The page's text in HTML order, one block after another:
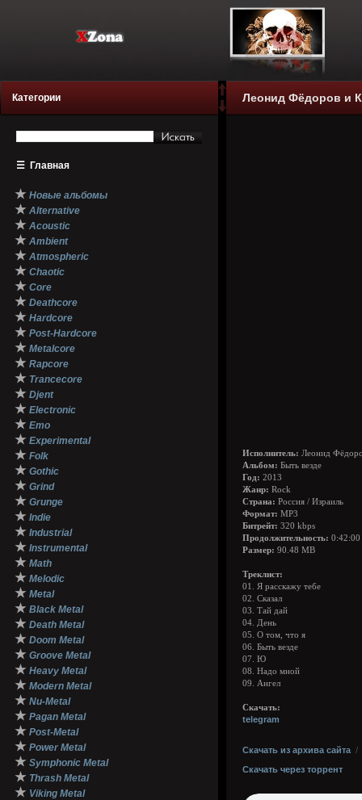
Категории
☰ Главная
★ Новые альбомы
★ Alternative
★ Acoustic
★ Ambient
★ Atmospheric
★ Chaotic
★ Core
★ Deathcore
★ Hardcore
★ Post-Hardcore
★ Metalcore
★ Rapcore
★ Trancecore
★ Djent
★ Electronic
★ Emo
★ Experimental
★ Folk
★ Gothic
★ Grind
★ Grunge
★ Indie
★ Industrial
★ Instrumental
★ Math
★ Melodic
★ Metal
★ Black Metal
★ Death Metal
★ Doom Metal
★ Groove Metal
★ Heavy Metal
★ Modern Metal
★ Nu-Metal
★ Pagan Metal
★ Post-Metal
★ Power Metal
★ Symphonic Metal
★ Thrash Metal
★ Viking Metal
Леонид Фёдоров и
Исполнитель: Леонид
Альбом: Быть везде
Год: 2013
Жанр: Rock
Страна: Россия / Израиль
Формат: MP3
Битрейт: 320 kbps
Продолжительность: 0:42:00
Размер: 90.48 MB
Треклист:
01. Я расскажу тебе
02. Сказал
03. Тай дай
04. День
05. О том, что я
06. Быть везде
07. Ю
08. Надо мной
09. Ангел
Скачать:
telegram
Скачать из архива сайта /
Скачать через торрент